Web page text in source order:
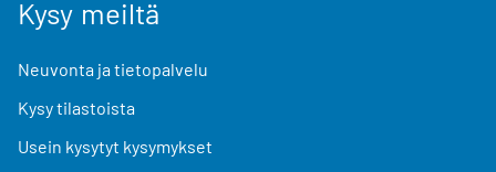
Kysy meiltä
Neuvonta ja tietopalvelu
Kysy tilastoista
Usein kysytyt kysymykset